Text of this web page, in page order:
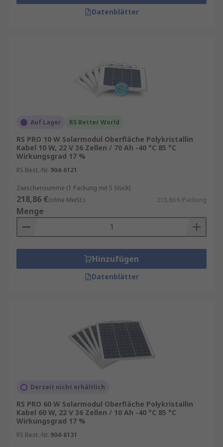
Datenblätter
Auf Lager RS Better World
RS PRO 10 W Solarmodul Oberfläche Polykristallin
Kabel 10 W, 22 V 36 Zellen / 70 Ah -40 °C 85 °C
Wirkungsgrad 17 %
RS Best.-Nr. 904-6121
Zwischensumme (1 Packung mit 5 Stück)
218,86 €(ohne MwSt.) 218,86 €/Packung
Menge
Hinzufügen
Datenblätter
Derzeit nicht erhältlich
RS PRO 60 W Solarmodul Oberfläche Polykristallin
Kabel 60 W, 22 V 36 Zellen / 10 Ah -40 °C 85 °C
Wirkungsgrad 17 %
RS Best.-Nr. 904-6131